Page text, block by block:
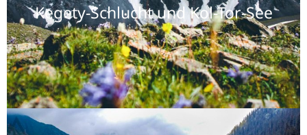
Kegety-Schlucht und Kol-Tor-See